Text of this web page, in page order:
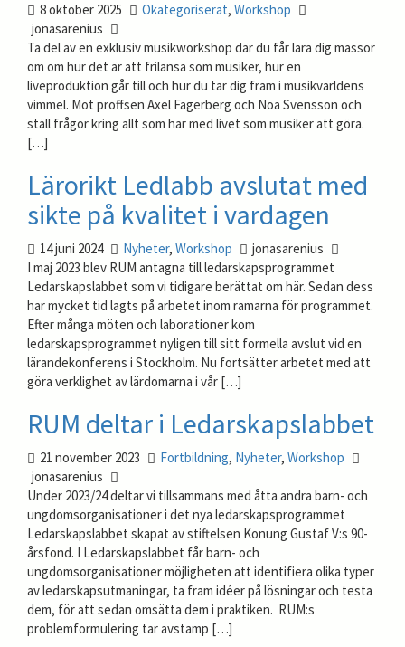
8 oktober 2025 Okategoriserat, Workshop
jonasarenius
Ta del av en exklusiv musikworkshop där du får lära dig massor
om om hur det är att frilansa som musiker, hur en
liveproduktion går till och hur du tar dig fram i musikvärldens
vimmel. Möt proffsen Axel Fagerberg och Noa Svensson och
ställ frågor kring allt som har med livet som musiker att göra.
[…]
Lärorikt Ledlabb avslutat med
sikte på kvalitet i vardagen
14 juni 2024 Nyheter, Workshop
jonasarenius
I maj 2023 blev RUM antagna till ledarskapsprogrammet
Ledarskapslabbet som vi tidigare berättat om här. Sedan dess
har mycket tid lagts på arbetet inom ramarna för programmet.
Efter många möten och laborationer kom
ledarskapsprogrammet nyligen till sitt formella avslut vid en
lärandekonferens i Stockholm. Nu fortsätter arbetet med att
göra verklighet av lärdomarna i vår […]
RUM deltar i Ledarskapslabbet
21 november 2023 Fortbildning, Nyheter, Workshop
jonasarenius
Under 2023/24 deltar vi tillsammans med åtta andra barn- och
ungdomsorganisationer i det nya ledarskapsprogrammet
Ledarskapslabbet skapat av stiftelsen Konung Gustaf V:s 90-
årsfond. I Ledarskapslabbet får barn- och
ungdomsorganisationer möjligheten att identifiera olika typer
av ledarskapsutmaningar, ta fram idéer på lösningar och testa
dem, för att sedan omsätta dem i praktiken. RUM:s
problemformulering tar avstamp […]